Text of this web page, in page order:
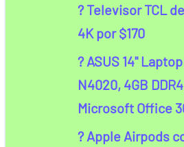
? Televisor TCL
4K por $170
? ASUS 14"
N4020, 4GB
Microsoft Office
? Apple Airpods